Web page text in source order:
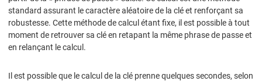
standard assurant le caractère aléatoire de la clé et renforçant sa
robustesse. Cette méthode de calcul étant fixe, il est possible à tout
moment de retrouver sa clé en retapant la même phrase de passe et
en relançant le calcul.
Il est possible que le calcul de la clé prenne quelques secondes, selon